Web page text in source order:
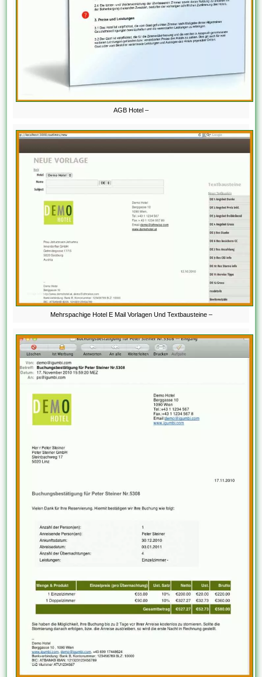
AGB Hotel –
Mehrspachige Hotel E Mail Vorlagen Und Textbausteine –